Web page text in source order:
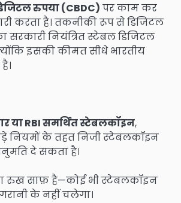
रुपया (CBDC) पर काम कर
करता है। तकनीकी रूप से डिजिटल
सरकारी नियंत्रित स्टेबल डिजिटल
इसकी कीमत सीधे भारतीय
या RBI समर्थित स्टेबलकॉइन,
नियमों के तहत निजी स्टेबलकॉइन
दे सकता है।
रुख साफ़ है—कोई भी स्टेबलकॉइन
के नहीं चलेगा।